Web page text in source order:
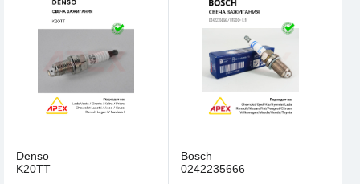
Denso
K20TT
Bosch
0242235666